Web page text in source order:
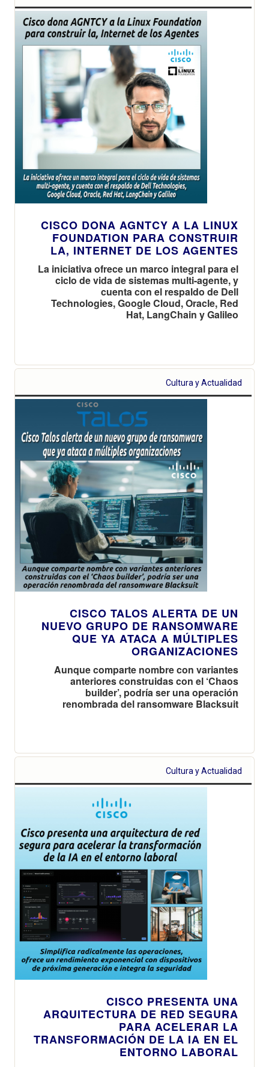
CISCO DONA AGNTCY A LA LINUX
FOUNDATION PARA CONSTRUIR
LA, INTERNET DE LOS AGENTES
La iniciativa ofrece un marco integral para el
ciclo de vida de sistemas multi-agente, y
cuenta con el respaldo de Dell
Technologies, Google Cloud, Oracle, Red
Hat, LangChain y Galileo
Cultura y Actualidad
CISCO TALOS ALERTA DE UN
NUEVO GRUPO DE RANSOMWARE
QUE YA ATACA A MÚLTIPLES
ORGANIZACIONES
Aunque comparte nombre con variantes
anteriores construidas con el ‘Chaos
builder’, podría ser una operación
renombrada del ransomware Blacksuit
Cultura y Actualidad
CISCO PRESENTA UNA
ARQUITECTURA DE RED SEGURA
PARA ACELERAR LA
TRANSFORMACIÓN DE LA IA EN EL
ENTORNO LABORAL